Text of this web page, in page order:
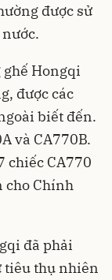
được sử
Hongqi
được các
biết đến.
và CA770B.
chiếc CA770
cho Chính
đã phải
tiêu thụ nhiên